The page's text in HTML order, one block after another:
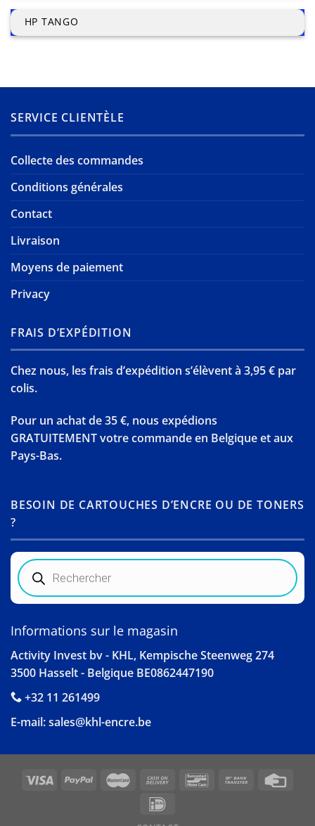
HP TANGO
SERVICE CLIENTÈLE
Collecte des commandes
Conditions générales
Contact
Livraison
Moyens de paiement
Privacy
FRAIS D’EXPÉDITION
Chez nous, les frais d’expédition s’élèvent à 3,95 € par
colis.
Pour un achat de 35 €, nous expédions
GRATUITEMENT votre commande en Belgique et aux
Pays-Bas.
BESOIN DE CARTOUCHES D’ENCRE OU DE TONERS
?
Recherche
de
produits
Informations sur le magasin
Activity Invest bv - KHL, Kempische Steenweg 274
3500 Hasselt - Belgique BE0862447190
+32 11 261499
E-mail:sales@khl-encre.be